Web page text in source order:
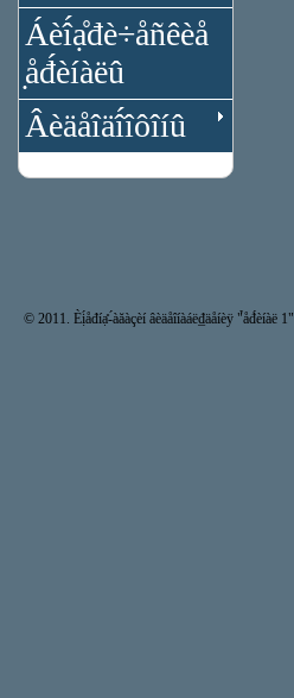
Áèî́ạ̊đè÷åñêèå
̣åđ́èíàëû
Âèäåîäî́îôîíû
© 2011. Èị́åđíạ̊-́àăàçèí âèäåîíàáë₫äåíèÿ "̉åđ́èíàë 1"